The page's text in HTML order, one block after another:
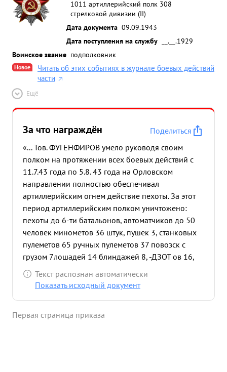
1011 артиллерийский полк 308
стрелковой дивизии (II)
Дата документа 09.09.1943
Дата поступления на службу
__.__.1929
Воинское звание подполковник
Новое
Читать об этих событиях в журнале боевых действий
части
Ещё
За что награждён
Поделиться
«... Тов. ФУГЕНФИРОВ умело руководя своим
полком на протяжении всех боевых действий с
11.7.43 года по 5.8. 43 года на Орловском
направлении полностью обеспечивал
артиллерийским огнем действие пехоты. За этот
период артиллерийским полком уничтожено:
пехоты до 6-ти батальонов, автоматчиков до 50
человек минометов 36 штук, пушек 3, станковых
пулеметов 65 ручных пулеметов 37 повозск с
грузом 7лошадей 14 блиндажей 8, -ДЗОТ ов 16,
не 2, складов с боеприпасами 2. Рассеяно и
частично уничтожено пехоты противника до 12
Подбито танков 21, автомашин с пехотой и
Текст распознан автоматически
Показать исходный документ
Первая страница приказа